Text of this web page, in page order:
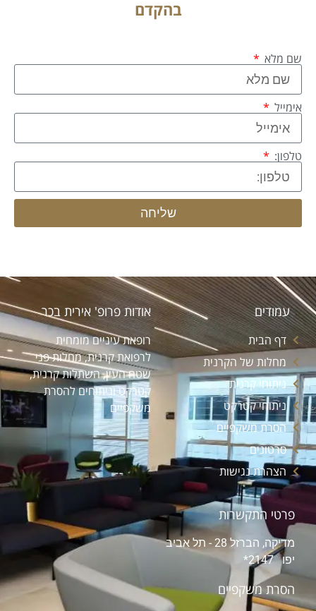
בהקדם
שם מלא
אימייל
טלפון:
שליחה
עמודים
דף הבית
מחלות של הקרנית
ניתוחי קרנית
ניתוחי קטרקט
הסרת משקפיים
סרטונים
הצהרת נגישות
אודות פרופ' אירית בכר
רופאת עיניים מומחית
לרפואת קרנית, מחלות פני
שטח העין, השתלות קרנית,
קטרקט וניתוחים להסרת
משקפיים
פרטי התקשרות
מדיקה, הברזל 28 - תל אביב
יפו 2147*
הסרת משקפיים